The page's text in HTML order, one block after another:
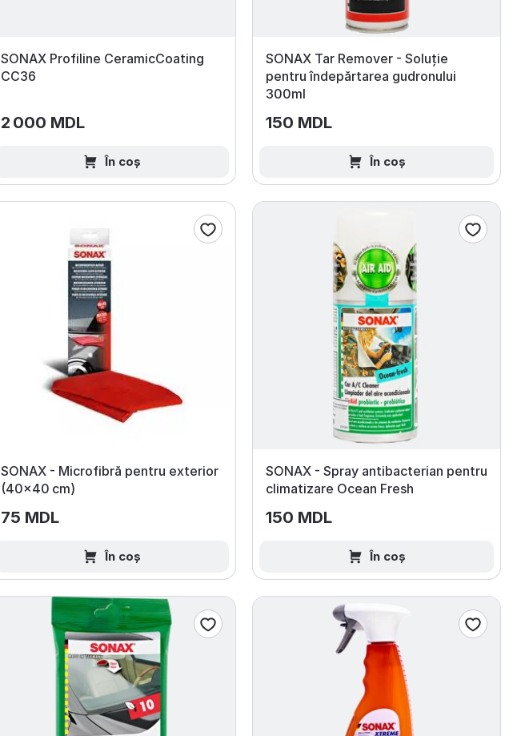
SONAX Profiline CeramicCoating
CC36
2 000 MDL
În coș
SONAX Tar Remover - Soluție
pentru îndepărtarea gudronului
300ml
150 MDL
În coș
SONAX - Microfibră pentru exterior
(40×40 cm)
75 MDL
În coș
SONAX - Spray antibacterian pentru
climatizare Ocean Fresh
150 MDL
În coș